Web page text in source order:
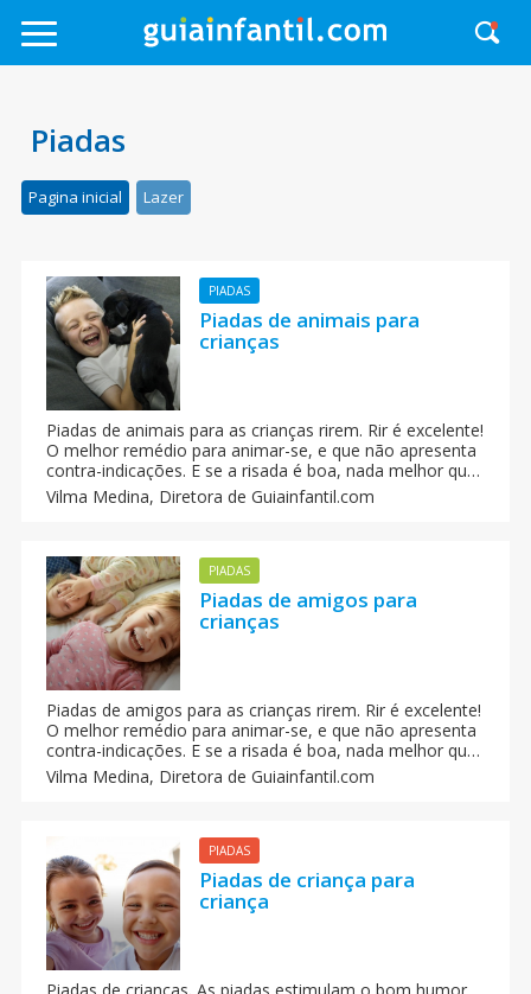
Piadas
Pagina inicial Lazer
PIADAS
Piadas de animais para
crianças
Piadas de animais para as crianças rirem. Rir é excelente!
O melhor remédio para animar-se, e que não apresenta
contra-indicações. E se a risada é boa, nada melhor que
compartilhar com os demais. Piadas de gato, pato,
elefante, peixe, cachorro... piadas de animais para as
Vilma Medina, Diretora de Guiainfantil.com
PIADAS
Piadas de amigos para
crianças
Piadas de amigos para as crianças rirem. Rir é excelente!
O melhor remédio para animar-se, e que não apresenta
contra-indicações. E se a risada é boa, nada melhor que
compartilhar com os demais. Como? Que parece se
começamos a contar piadas? As melhores piadas de
Vilma Medina, Diretora de Guiainfantil.com
PIADAS
Piadas de criança para
criança
Piadas de crianças. As piadas estimulam o bom humor